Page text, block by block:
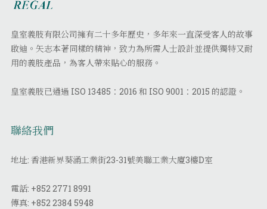
皇室義肢有限公司擁有二十多年歷史，多年來一直深受客人的故事
啟迪。矢志本著同樣的精神，致力為所需人士設計並提供獨特又耐
用的義肢產品，為客人帶來貼心的服務。
皇室義肢已通過 ISO 13485：2016 和 ISO 9001：2015 的認證。
聯絡我們
地址: 香港新界葵涌工業街23-31號美聯工業大廈3樓D室
電話: +852 2771 8991
傳真: +852 2384 5948